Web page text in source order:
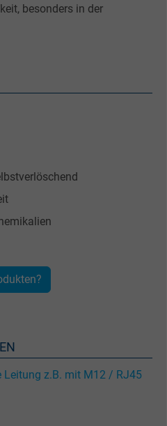
besonders in der
Leitung z.B. mit M12 / RJ45